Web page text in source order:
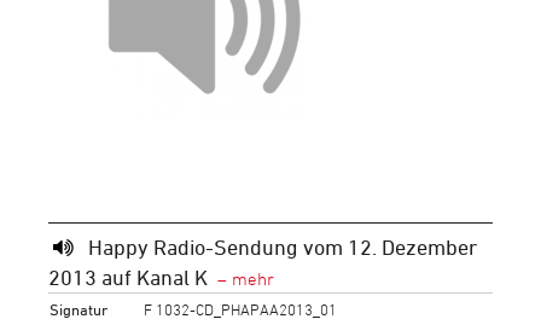
Happy Radio-Sendung vom 12. Dezember
2013 auf Kanal K
Signatur
F 1032-CD_PHAPAA2013_01